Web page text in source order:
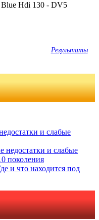
Blue Hdi 130 - DV5
Результаты
и слабые
недостатки и слабые
поколения
и что находится под